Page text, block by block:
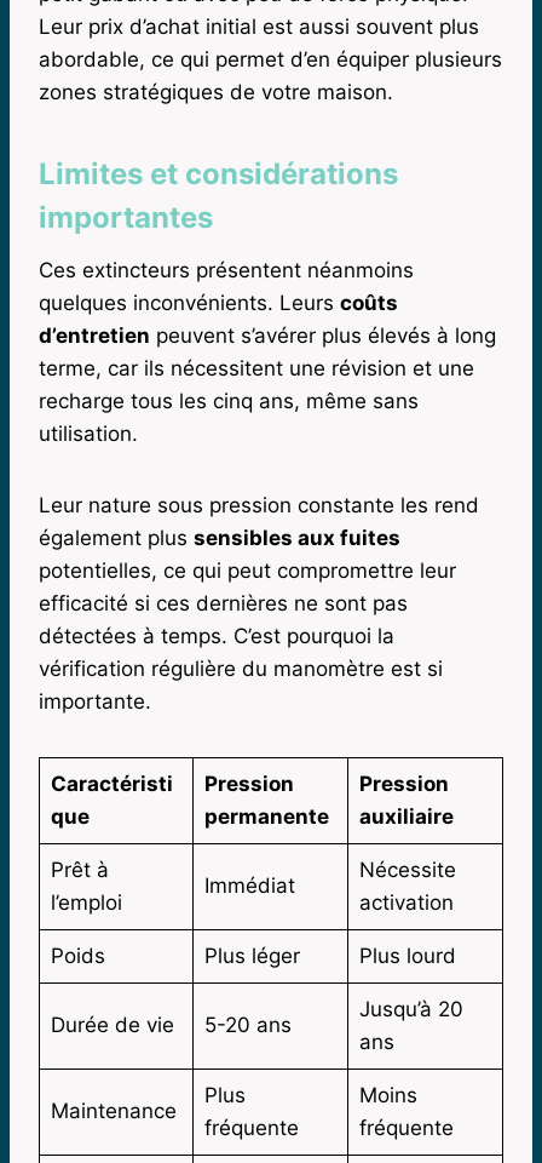
Leur prix d’achat initial est aussi souvent plus
abordable, ce qui permet d’en équiper plusieurs
zones stratégiques de votre maison.
Limites et considérations
importantes
Ces extincteurs présentent néanmoins
quelques inconvénients. Leurs coûts
d’entretien peuvent s’avérer plus élevés à long
terme, car ils nécessitent une révision et une
recharge tous les cinq ans, même sans
utilisation.
Leur nature sous pression constante les rend
également plus sensibles aux fuites
potentielles, ce qui peut compromettre leur
efficacité si ces dernières ne sont pas
détectées à temps. C’est pourquoi la
vérification régulière du manomètre est si
importante.
Caractéristi
que
Pression
permanente
Pression
auxiliaire
Prêt à
l’emploi
Immédiat
Nécessite
activation
Poids Plus léger Plus lourd
Durée de vie 5-20 ans
Jusqu’à 20
ans
Maintenance
Plus
fréquente
Moins
fréquente